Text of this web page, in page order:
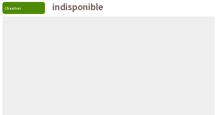
Chantier indisponible